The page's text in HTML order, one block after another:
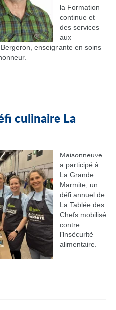
la Formation
continue et
des services
aux
enseignante en soins
culinaire La
Maisonneuve
a participé à
La Grande
Marmite, un
défi annuel de
La Tablée des
Chefs mobilisé
contre
l’insécurité
alimentaire.